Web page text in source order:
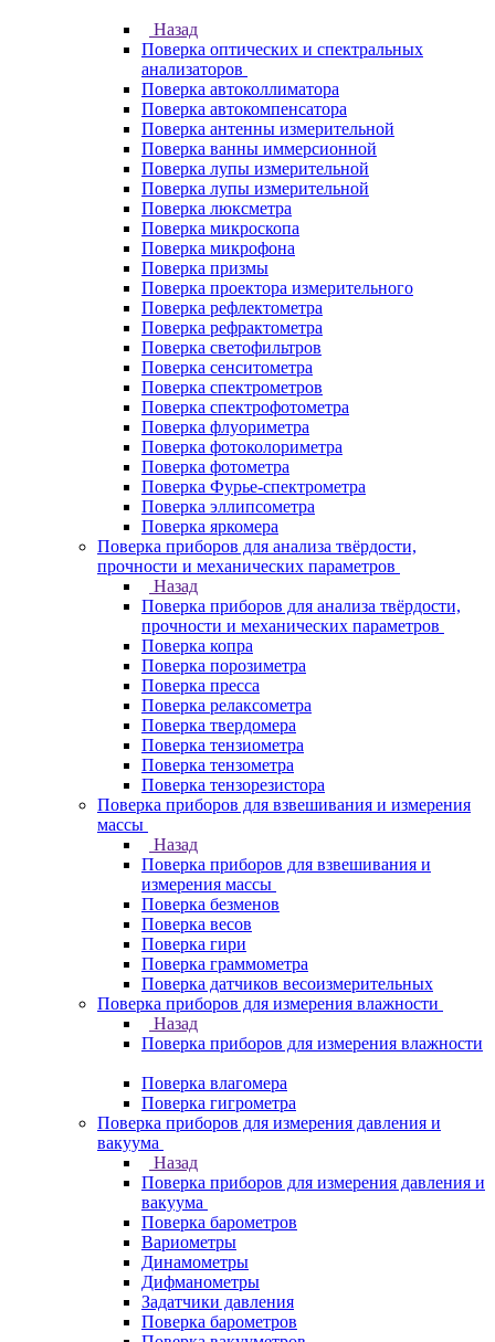
Назад
Поверка оптических и спектральных
анализаторов
Поверка автоколлиматора
Поверка автокомпенсатора
Поверка антенны измерительной
Поверка ванны иммерсионной
Поверка лупы измерительной
Поверка лупы измерительной
Поверка люксметра
Поверка микроскопа
Поверка микрофона
Поверка призмы
Поверка проектора измерительного
Поверка рефлектометра
Поверка рефрактометра
Поверка светофильтров
Поверка сенситометра
Поверка спектрометров
Поверка спектрофотометра
Поверка флуориметра
Поверка фотоколориметра
Поверка фотометра
Поверка Фурье-спектрометра
Поверка эллипсометра
Поверка яркомера
Поверка приборов для анализа твёрдости,
прочности и механических параметров
Назад
Поверка приборов для анализа твёрдости,
прочности и механических параметров
Поверка копра
Поверка порозиметра
Поверка пресса
Поверка релаксометра
Поверка твердомера
Поверка тензиометра
Поверка тензометра
Поверка тензорезистора
Поверка приборов для взвешивания и измерения
массы
Назад
Поверка приборов для взвешивания и
измерения массы
Поверка безменов
Поверка весов
Поверка гири
Поверка граммометра
Поверка датчиков весоизмерительных
Поверка приборов для измерения влажности
Назад
Поверка приборов для измерения влажности
Поверка влагомера
Поверка гигрометра
Поверка приборов для измерения давления и
вакуума
Назад
Поверка приборов для измерения давления и
вакуума
Поверка барометров
Вариометры
Динамометры
Дифманометры
Задатчики давления
Поверка барометров